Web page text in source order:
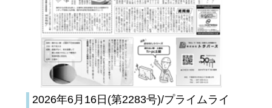
2026年6月16日(第2283号)/プライムライ